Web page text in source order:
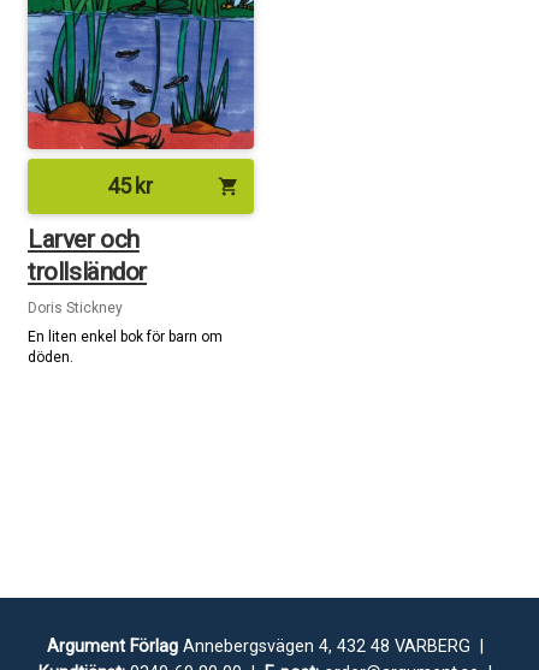
45 kr shopping_cart
Larver och
trollsländor
Doris Stickney
En liten enkel bok för barn om
döden.
Argument FörlagAnnebergsvägen 4, 432 48 VARBERG |